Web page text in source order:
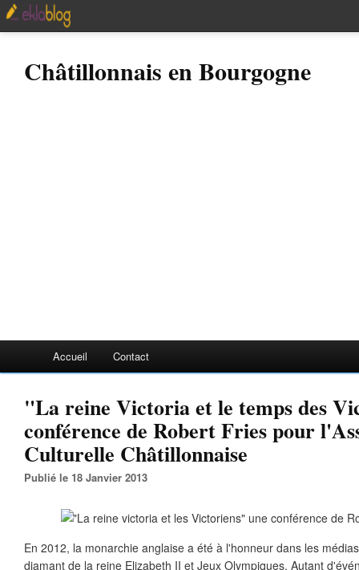
Châtillonnais en Bourgogne
Accueil Contact
"La reine Victoria et le temps des
conférence de Robert Fries pour
Culturelle Châtillonnaise
Publié le 18 Janvier 2013
En 2012, la monarchie anglaise a été à l'honneur dans les
diamant de la reine Elizabeth II et Jeux Olympiques. Autant